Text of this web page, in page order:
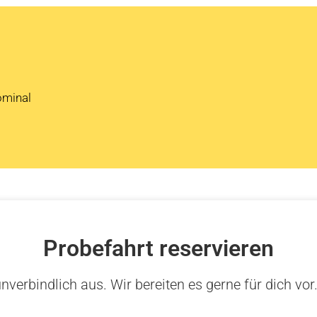
Probefahrt reservieren
aus. Wir bereiten es gerne für dich